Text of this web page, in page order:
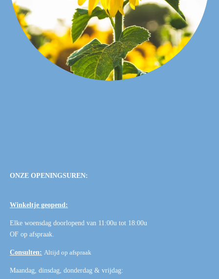
ONZE OPENINGSUREN:
Winkeltje geopend:
Elke woensdag doorlopend van 11:00u tot 18:00u
OF op afspraak.
Consulten: Altijd op afspraak
Maandag, dinsdag, donderdag & vrijdag: